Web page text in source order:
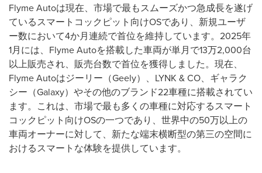
Flyme Autoは現在、市場で最もスムーズかつ急成長を遂げ
ているスマートコックピット向けOSであり、新規ユーザ
ー数において4か月連続で首位を維持しています。2025年
1月には、Flyme Autoを搭載した車両が単月で13万2,000台
以上販売され、販売台数で首位を獲得しました。現在、
Flyme Autoはジーリー（Geely）、LYNK & CO、ギャラク
シー（Galaxy）やその他のブランド22車種に搭載されてい
ます。これは、市場で最も多くの車種に対応するスマート
コックピット向けOSの一つであり、世界中の50万以上の
車両オーナーに対して、新たな端末横断型の第三の空間に
おけるスマートな体験を提供しています。